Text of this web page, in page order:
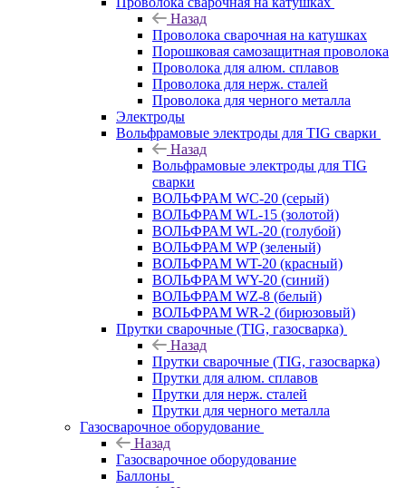
Назад
Проволока сварочная на катушках
Порошковая самозащитная проволока
Проволока для алюм. сплавов
Проволока для нерж. сталей
Проволока для черного металла
Электроды
Вольфрамовые электроды для TIG сварки
Назад
Вольфрамовые электроды для TIG
сварки
ВОЛЬФРАМ WC-20 (серый)
ВОЛЬФРАМ WL-15 (золотой)
ВОЛЬФРАМ WL-20 (голубой)
ВОЛЬФРАМ WP (зеленый)
ВОЛЬФРАМ WT-20 (красный)
ВОЛЬФРАМ WY-20 (синий)
ВОЛЬФРАМ WZ-8 (белый)
ВОЛЬФРАМ WR-2 (бирюзовый)
Прутки сварочные (TIG, газосварка)
Назад
Прутки сварочные (TIG, газосварка)
Прутки для алюм. сплавов
Прутки для нерж. сталей
Прутки для черного металла
Газосварочное оборудование
Назад
Газосварочное оборудование
Баллоны